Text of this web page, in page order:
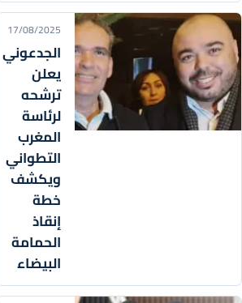
17/08/2025
الجدعوني
يعلن
ترشحه
لرئاسة
المغرب
التطواني
ويكشف
خطة
إنقاذ
الحمامة
البيضاء